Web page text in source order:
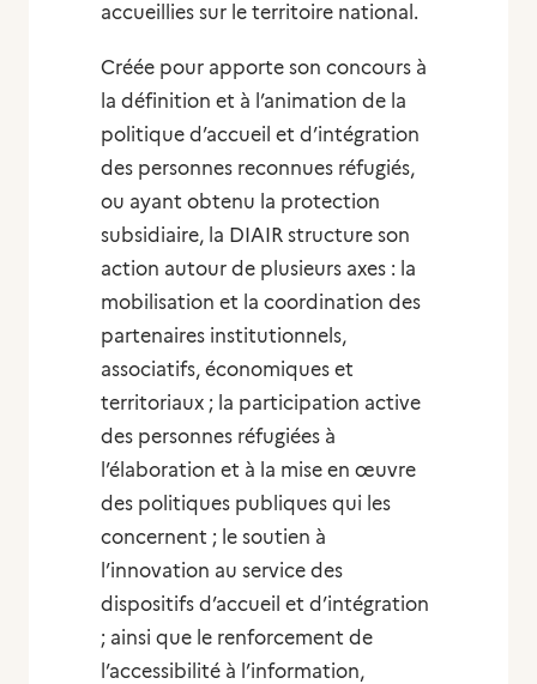
accueillies sur le territoire national.
Créée pour apporte son concours à
la définition et à l’animation de la
politique d’accueil et d’intégration
des personnes reconnues réfugiés,
ou ayant obtenu la protection
subsidiaire, la DIAIR structure son
action autour de plusieurs axes : la
mobilisation et la coordination des
partenaires institutionnels,
associatifs, économiques et
territoriaux ; la participation active
des personnes réfugiées à
l’élaboration et à la mise en œuvre
des politiques publiques qui les
concernent ; le soutien à
l’innovation au service des
dispositifs d’accueil et d’intégration
; ainsi que le renforcement de
l’accessibilité à l’information,